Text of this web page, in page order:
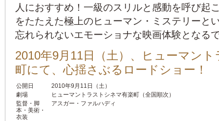
人におすすめ！一級のスリルと感動を呼び起
をたたえた極上のヒューマン・ミステリーと
忘れられないエモーショナな映画体験となる
2010年9月11日（土）、ヒューマン
町にて、心揺さぶるロードショー！
公開日
2010年9月11日（土）
劇場
ヒューマントラストシネマ有楽町（全国順次）
監督・脚
本・美術・
衣装
アスガー・ファルハディ